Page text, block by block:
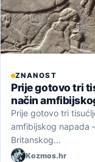
ZNANOST
Prije gotovo tri
način
Prije gotovo tri
amfibijskog napada
Britanskog…
Kozmos.hr